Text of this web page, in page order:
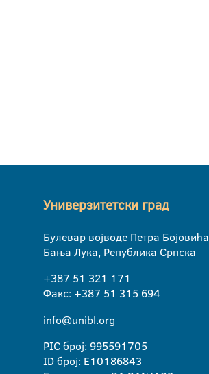
Универзитетски град
Булевар војводе Петра Бојовића
Бања Лука, Република Српска
+387 51 321 171
Факс: +387 51 315 694
info@unibl.org
PIC број: 995591705
ID број: E10186843